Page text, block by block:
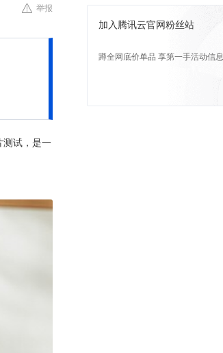
举报
测试，是一
加入腾讯云官网粉丝站
蹲全网底价单品 享第一手活动信息